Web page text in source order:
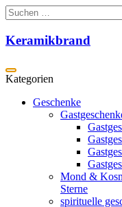
Zum
Inhalt
springen
Suchen
nach:
Keramikbrand
Geschenke
Mond &
Sterne
spirituelle